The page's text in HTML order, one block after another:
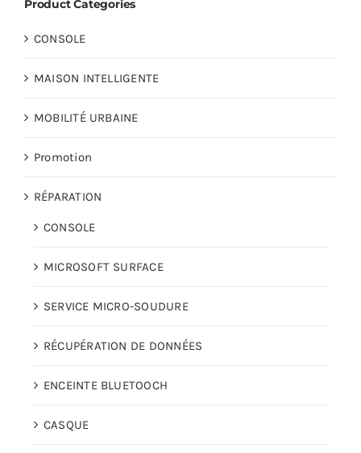
AUDIO
Product Categories
CONSOLE
MAISON INTELLIGENTE
MOBILITÉ URBAINE
Promotion
RÉPARATION
CONSOLE
MICROSOFT SURFACE
SERVICE MICRO-SOUDURE
RÉCUPÉRATION DE DONNÉES
ENCEINTE BLUETOOCH
CASQUE